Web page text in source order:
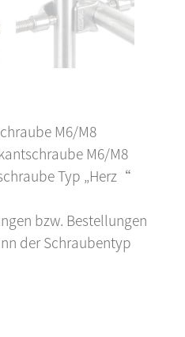
M6/M8
M6/M8
Typ „Herz“
bzw. Bestellungen
der Schraubentyp